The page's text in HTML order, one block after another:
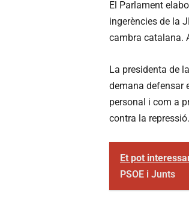
El Parlament
ingerències de la
cambra catalana.
La presidenta de
demana defensar
personal i com a
contra la repressió.
Et pot
PSOE i Junts